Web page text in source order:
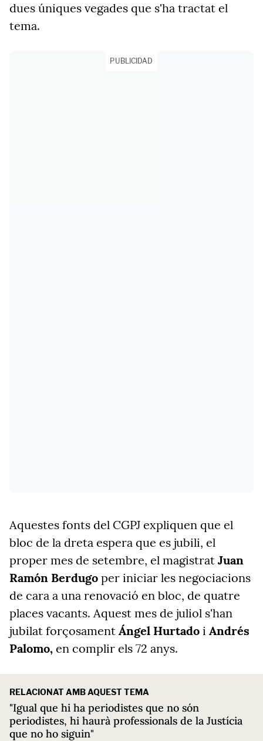
dues úniques vegades que s'ha tractat el
tema.
PUBLICIDAD
Aquestes fonts del CGPJ expliquen que el
bloc de la dreta espera que es jubili, el
proper mes de setembre, el magistrat Juan
Ramón Berdugo per iniciar les negociacions
de cara a una renovació en bloc, de quatre
places vacants. Aquest mes de juliol s'han
jubilat forçosament Ángel Hurtado i Andrés
Palomo, en complir els 72 anys.
RELACIONAT AMB AQUEST TEMA
"Igual que hi ha periodistes que no són
periodistes, hi haurà professionals de la Justícia
que no ho siguin"